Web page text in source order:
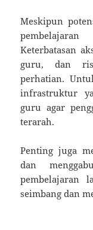
Meskipun
Keterbatasan
guru, dan
perhatian.
infrastruktur
guru agar
terarah.
Penting juga
dan
pembelajaran
seimbang dan